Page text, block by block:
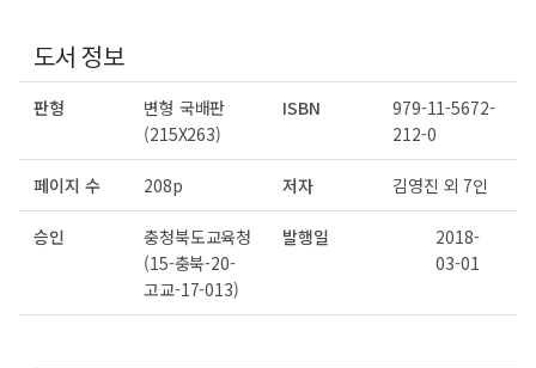
도서 정보
판형
변형 국배판
(215X263)
ISBN
979-11-5672-
212-0
페이지 수 208p 저자 김영진 외 7인
승인
충청북도교육청
(15-충북-20-
고교-17-013)
발행일
2018-
03-01